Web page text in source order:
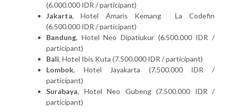
(6.000.000 IDR / participant)
Jakarta, Hotel Amaris Kemang La Codefin
(6.500.000 IDR / participant)
Bandung, Hotel Neo Dipatiukur (6.500.000 IDR /
participant)
Bali, Hotel Ibis Kuta (7.500.000 IDR / participant)
Lombok, Hotel Jayakarta (7.500.000 IDR /
participant)
Surabaya, Hotel Neo Gubeng (7.500.000 IDR /
participant)